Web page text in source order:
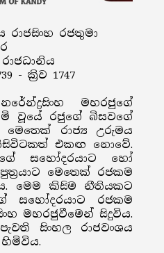
රාජසිංහ රජතුමා
- ක්‍රිව 1747
මහරජුගේ
වූයේ රජුගේ බිසවගේ
රාජ්‍ය උරුමය
කිසිවිටකත් එකඟ නොවේ.
සහෝදරයාට හෝ
මෙතෙක් රජකම
මෙම කිසිම නීතියකට
සහෝදරයාට රජකම
මහරජුවීමෙන් සිදුවිය.
සිංහල රාජවංශය